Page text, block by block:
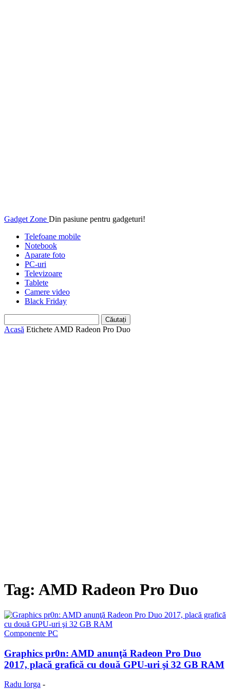
Gadget Zone Din pasiune pentru gadgeturi!
Telefoane mobile
Notebook
Aparate foto
PC-uri
Televizoare
Tablete
Camere video
Black Friday
Acasă Etichete AMD Radeon Pro Duo
Tag: AMD Radeon Pro Duo
Componente PC
Graphics pr0n: AMD anunţă Radeon Pro Duo
2017, placă grafică cu două GPU-uri şi 32 GB RAM
Radu Iorga -